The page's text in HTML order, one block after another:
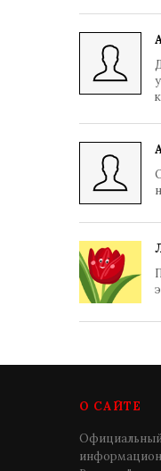
О САЙТЕ
Официальный